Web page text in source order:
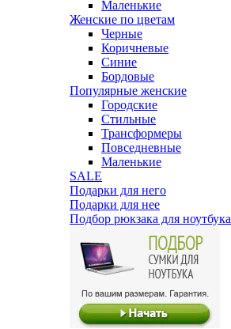
Маленькие
Женские по цветам
Черные
Коричневые
Синие
Бордовые
Популярные женские
Городские
Стильные
Трансформеры
Повседневные
Маленькие
SALE
Подарки для него
Подарки для нее
Подбор рюкзака для ноутбука